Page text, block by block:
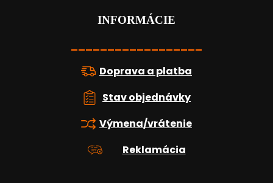
INFORMÁCIE
__________________
Doprava a platba
Stav objednávky
Výmena/vrátenie
Reklamácia